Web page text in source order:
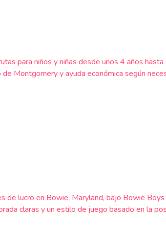
para niños y niñas desde unos 4 años
Montgomery y ayuda económica según
de lucro en Bowie, Maryland, bajo Bowie
claras y un estilo de juego basado en la